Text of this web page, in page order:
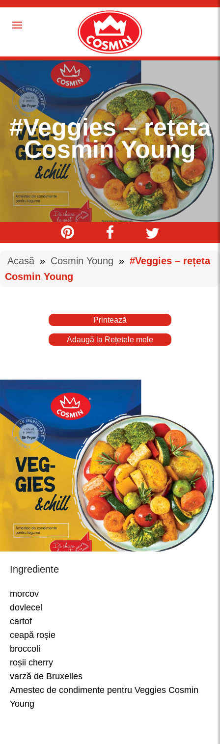
#Veggies – rețeta
Cosmin Young
Acasă » Cosmin Young » #Veggies – rețeta
Cosmin Young
Printează
Adaugă la Rețetele mele
Ingrediente
morcov
dovlecel
cartof
ceapă roșie
broccoli
roșii cherry
varză de Bruxelles
Amestec de condimente pentru Veggies Cosmin
Young